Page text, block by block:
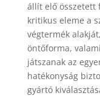
állít elő összetett
kritikus eleme a
végtermék
öntőforma,
játszanak az
hatékonyság
gyártó